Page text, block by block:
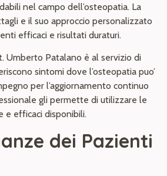
nel campo dell’osteopatia. La
e il suo approccio personalizzato
efficaci e risultati duraturi.
Umberto Patalano è al servizio di
sintomi dove l’osteopatia puo’
per l’aggiornamento continuo
gli permette di utilizzare le
e efficaci disponibili.
dei Pazienti